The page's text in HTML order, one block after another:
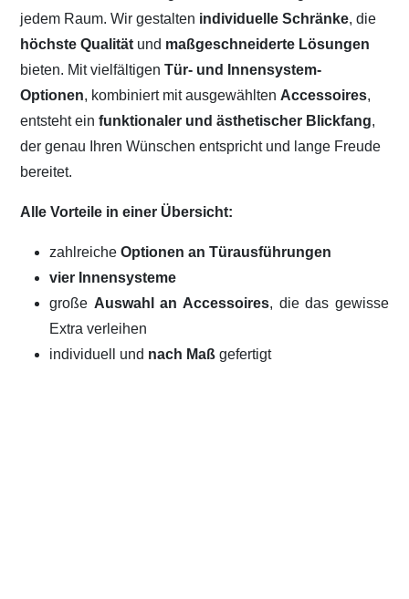
jedem Raum. Wir gestalten individuelle Schränke, die
höchste Qualität und maßgeschneiderte Lösungen
bieten. Mit vielfältigenTür- und Innensystem-
Optionen, kombiniert mit ausgewählten Accessoires,
entsteht einfunktionaler und ästhetischer Blickfang,
der genau Ihren Wünschen entspricht und lange Freude
bereitet.
Alle Vorteile in einer Übersicht:
zahlreicheOptionen an Türausführungen
vier Innensysteme
große Auswahl an Accessoires, die das gewisse
Extra verleihen
individuell und nach Maßgefertigt